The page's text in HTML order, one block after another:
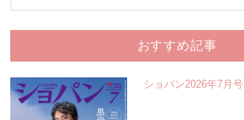
おすすめ記事
ショパン2026年7月号